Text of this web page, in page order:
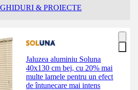
& PROIECTE
Jaluzea aluminiu Soluna
40x130 cm bej, cu 20% mai
multe lamele pentru un efect
de întunecare mai intens